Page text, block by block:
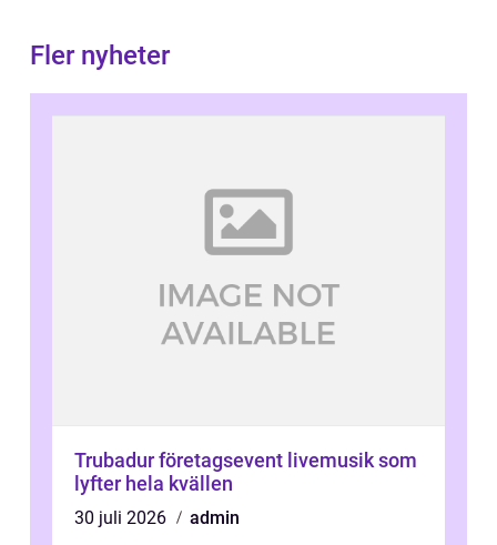
Fler nyheter
Trubadur företagsevent livemusik som
lyfter hela kvällen
30 juli 2026
admin